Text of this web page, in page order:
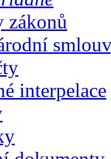
zákonů
interpelace